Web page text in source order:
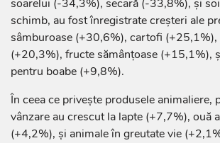
soarelui (-34,3%), secară (-33,8%), și
schimb, au fost înregistrate creșteri ale
sâmburoase (+30,6%), cartofi
(+20,3%), fructe sămânțoase (+15,1%),
pentru boabe (+9,8%).
În ceea ce privește produsele animaliere,
vânzare au crescut la lapte (+7,7%), ouă
(+4,2%), și animale în greutate vie